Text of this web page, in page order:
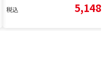
税込 5,148